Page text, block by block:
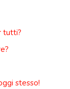
tutti?
stesso!